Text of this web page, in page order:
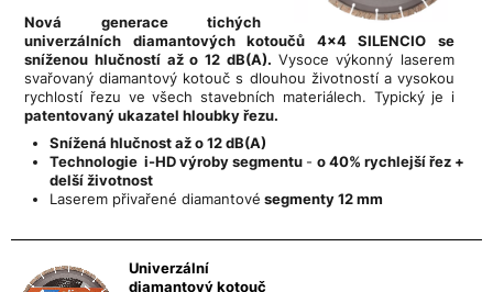
Nová generace tichých
univerzálních diamantových kotoučů 4x4 SILENCIO se
sníženou hlučností až o 12 dB(A). Vysoce výkonný laserem
svařovaný diamantový kotouč s dlouhou životností a vysokou
rychlostí řezu ve všech stavebních materiálech. Typický je i
patentovaný ukazatel hloubky řezu.
Snížená hlučnost až o 12 dB(A)
Technologie i-HD výroby segmentu - o 40% rychlejší řez +
delší životnost
Laserem přivařené diamantové segmenty 12 mm
Univerzální
diamantový kotouč